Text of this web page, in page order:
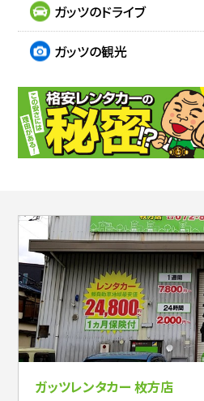
ガッツのドライブ
ガッツの観光
ガッツレンタカー 枚方店